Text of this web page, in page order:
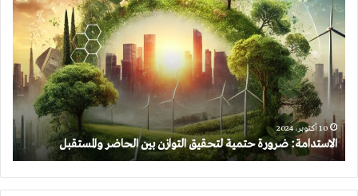
ضرورة
حتمية
لتحقيق
التوازن
بين
الحاضر
والمستقبل
10 أكتوبر، 2024
الاستدامة: ضرورة حتمية لتحقيق التوازن بين الحاضر والمستقبل